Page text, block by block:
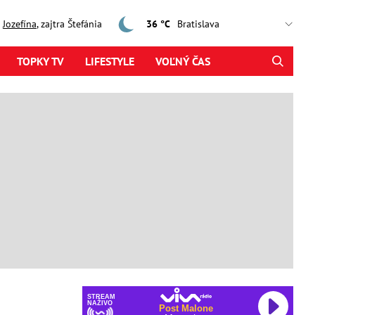
Jozefína, zajtra Štefánia 36 °C
TOPKY TV LIFESTYLE VOĽNÝ ČAS
STREAM
NAŽIVO
Post Malone